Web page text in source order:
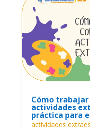
Cómo
actividades
práctica para
actividades